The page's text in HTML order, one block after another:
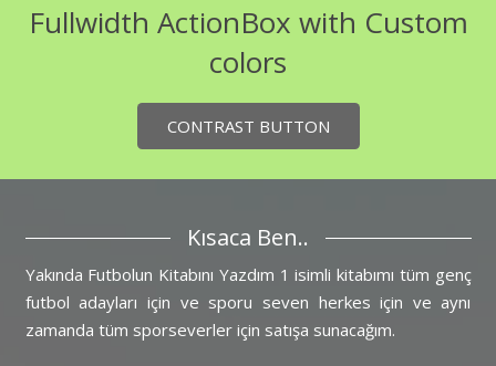
Fullwidth ActionBox with Custom
colors
CONTRAST BUTTON
Kısaca Ben..
Yakında Futbolun Kitabını Yazdım 1 isimli kitabımı tüm genç
futbol adayları için ve sporu seven herkes için ve aynı
zamanda tüm sporseverler için satışa sunacağım.